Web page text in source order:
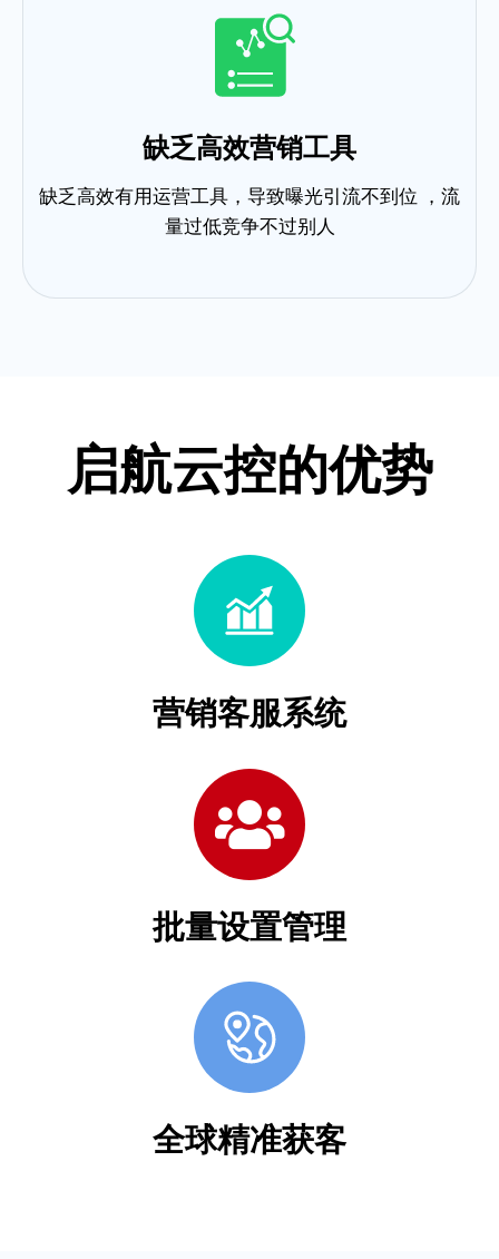
缺乏高效营销工具
缺乏高效有用运营工具，导致曝光引流不到位 ，流
量过低竞争不过别人
启航云控的优势
营销客服系统
批量设置管理
全球精准获客